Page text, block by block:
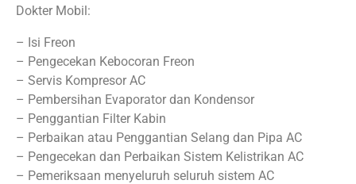
Dokter Mobil:
– Isi Freon
– Pengecekan Kebocoran Freon
– Servis Kompresor AC
– Pembersihan Evaporator dan Kondensor
– Penggantian Filter Kabin
– Perbaikan atau Penggantian Selang dan Pipa AC
– Pengecekan dan Perbaikan Sistem Kelistrikan AC
– Pemeriksaan menyeluruh seluruh sistem AC